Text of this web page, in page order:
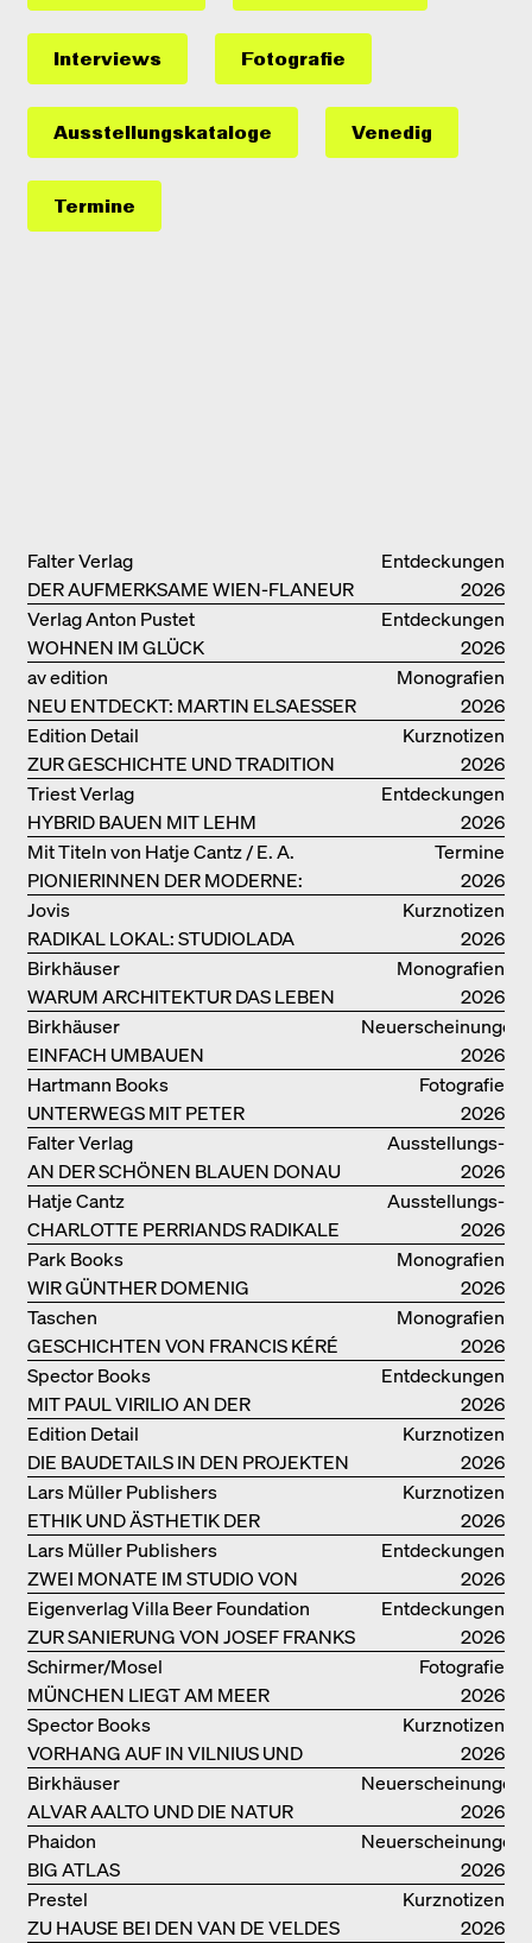
Interviews Fotografie
Ausstellungs­kataloge Venedig
Termine
Entdeckungen
DER AUFMERKSAME WIEN-FLANEUR
Falter Verlag
2026
Entdeckungen
WOHNEN IM GLÜCK
Verlag Anton Pustet
2026
Monografien
NEU ENTDECKT: MARTIN ELSAESSER
av edition
2026
Kurznotizen
ZUR GESCHICHTE UND TRADITION
VON LEHMBAUTEN
Edition Detail
2026
Entdeckungen
HYBRID BAUEN MIT LEHM
Triest Verlag
2026
Termine
PIONIERINNEN DER MODERNE:
DANKE FÜR DAS INTERESSE AN
UNSERER DRITTEN BÜCHERSOIRÉE!
Mit Titeln von Hatje Cantz / E. A.
Seemann / Promedia
2026
Kurznotizen
RADIKAL LOKAL: STUDIOLADA
Jovis
2026
Monografien
WARUM ARCHITEKTUR DAS LEBEN
VERBESSERN KANN: ANNA
HERINGER
Birkhäuser
2026
Neuerscheinungen
EINFACH UMBAUEN
Birkhäuser
2026
Fotografie
UNTERWEGS MIT PETER
BIALOBRZESKI
Hartmann Books
2026
Ausstellungs­
kataloge
AN DER SCHÖNEN BLAUEN DONAU
Falter Verlag
2026
Ausstellungs­
kataloge
CHARLOTTE PERRIANDS RADIKALE
IDEEN ZUM WOHNEN
Hatje Cantz
2026
Monografien
WIR GÜNTHER DOMENIG
Park Books
2026
Monografien
GESCHICHTEN VON FRANCIS KÉRÉ
Taschen
2026
Entdeckungen
MIT PAUL VIRILIO AN DER
ATLANTIKKÜSTE
Spector Books
2026
Kurznotizen
DIE BAUDETAILS IN DEN PROJEKTEN
VON HERZOG & DE MEURON
Edition Detail
2026
Kurznotizen
ETHIK UND ÄSTHETIK DER
LANDSCHAFT: ROBERTO BURLE
MARX
Lars Müller Publishers
2026
Entdeckungen
ZWEI MONATE IM STUDIO VON
OSCAR NIEMEYER AN DER
COPACABANA
Lars Müller Publishers
2026
Entdeckungen
ZUR SANIERUNG VON JOSEF FRANKS
VILLA BEER
Eigenverlag Villa Beer Foundation
2026
Fotografie
MÜNCHEN LIEGT AM MEER
Schirmer/Mosel
2026
Kurznotizen
VORHANG AUF IN VILNIUS UND
MINSK!
Spector Books
2026
Neuerscheinungen
ALVAR AALTO UND DIE NATUR
Birkhäuser
2026
Neuerscheinungen
BIG ATLAS
Phaidon
2026
Kurznotizen
ZU HAUSE BEI DEN VAN DE VELDES
Prestel
2026